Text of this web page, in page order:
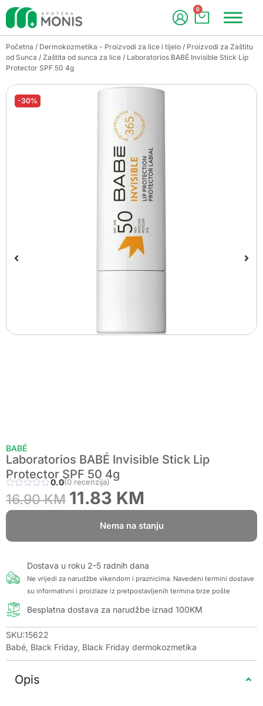
0
Početna / Dermokozmetika - Proizvodi za lice i tijelo / Proizvodi za Zaštitu
od Sunca / Zaštita od sunca za lice / Laboratorios BABÉ Invisible Stick Lip
Protector SPF 50 4g
-30%
BABÉ
Laboratorios BABÉ Invisible Stick Lip
Protector SPF 50 4g
0.0(0 recenzija)
16.90KM 11.83 KM
Nema na stanju
Dostava u roku 2-5 radnih dana
Ne vrijedi za narudžbe vikendom i praznicima. Navedeni termini dostave
su informativni i proizlaze iz pretpostavljenih termina brze pošte
Besplatna dostava za narudžbe iznad 100KM
SKU:15622
Babé, Black Friday, Black Friday dermokozmetika
Opis